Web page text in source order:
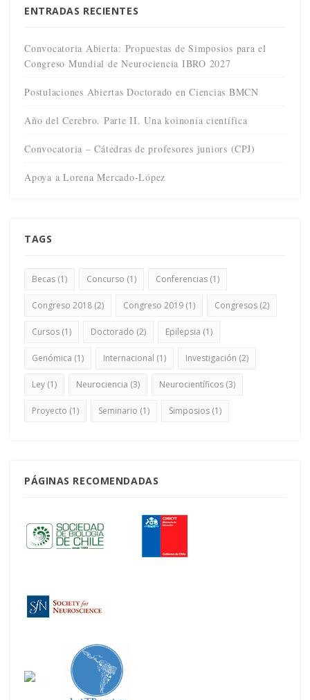
ENTRADAS RECIENTES
Convocatoria Abierta: Propuestas de Simposios para el
Congreso Mundial de Neurociencia IBRO 2027
Postulaciones Abiertas Doctorado en Ciencias BMCN
Año del Cerebro. Parte II. Una koinonía científica
Convocatoria – Cátedras de profesores juniors (CPJ)
Apoya a Lorena Mercado-López
TAGS
Becas (1) Concurso (1) Conferencias (1)
Congreso 2018 (2) Congreso 2019 (1) Congresos (2)
Cursos (1) Doctorado (2) Epilepsia (1)
Genómica (1) Internacional (1) Investigación (2)
Ley (1) Neurociencia (3) Neurocientíficos (3)
Proyecto (1) Seminario (1) Simposios (1)
PÁGINAS RECOMENDADAS